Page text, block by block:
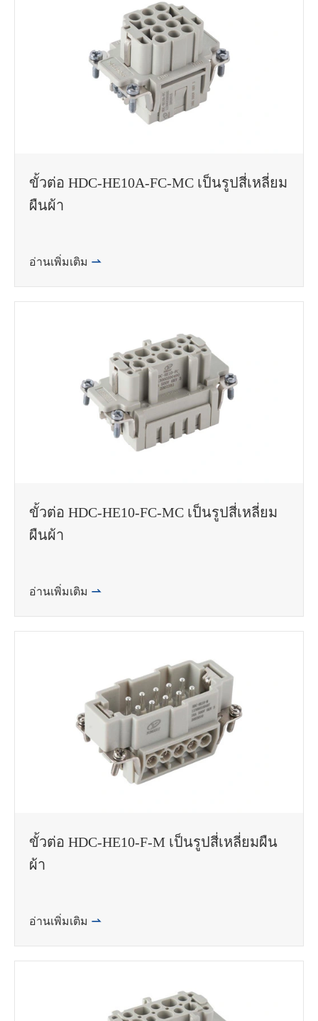
ขั้วต่อ HDC-HE10A-FC-MC เป็นรูปสี่เหลี่ยม
ผืนผ้า
อ่านเพิ่มเติม 
ขั้วต่อ HDC-HE10-FC-MC เป็นรูปสี่เหลี่ยม
ผืนผ้า
อ่านเพิ่มเติม 
ขั้วต่อ HDC-HE10-F-M เป็นรูปสี่เหลี่ยมผืน
ผ้า
อ่านเพิ่มเติม 